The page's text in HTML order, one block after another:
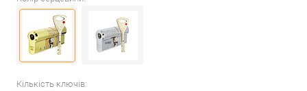
Кількість ключів: